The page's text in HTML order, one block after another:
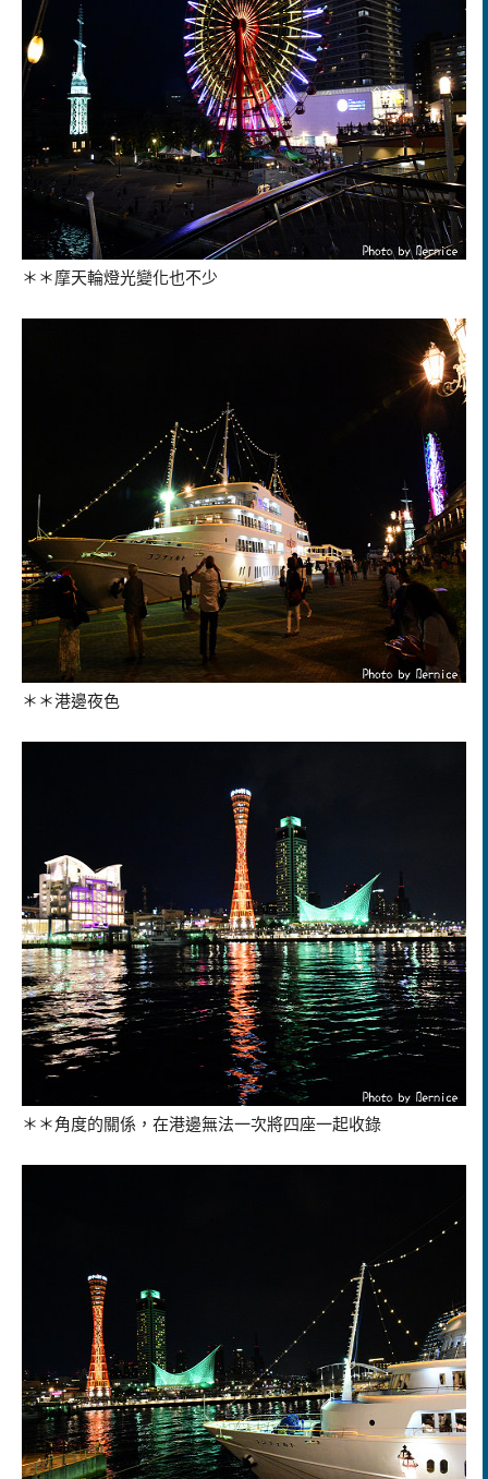
＊＊摩天輪燈光變化也不少
＊＊港邊夜色
＊＊角度的關係，在港邊無法一次將四座一起收錄